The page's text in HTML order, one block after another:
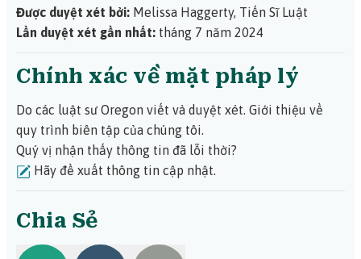
Được duyệt xét bởi: Melissa Haggerty, Tiến Sĩ Luật
Lần duyệt xét gần nhất: tháng 7 năm 2024
Chính xác về mặt pháp lý
Do các luật sư Oregon viết và duyệt xét. Giới thiệu về
quy trình biên tập của chúng tôi.
Quý vị nhận thấy thông tin đã lỗi thời?
Hãy đề xuất thông tin cập nhật.
Chia Sẻ